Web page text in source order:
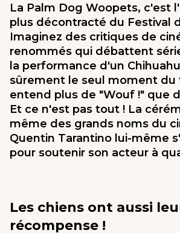
La Palm Dog Woopets, c'est
plus décontracté du Festival
Imaginez des critiques de
renommés qui débattent
la performance d'un
sûrement le seul moment du
entend plus de "Wouf !" que
Et ce n'est pas tout ! La
même des grands noms du
Quentin Tarantino lui-même
pour soutenir son acteur à
Les chiens ont aussi
récompense !